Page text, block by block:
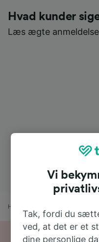
Hvad kunder
Læs ægte
Hjem
Vi
Tak, fordi du
ved, at det er et
dine personlige